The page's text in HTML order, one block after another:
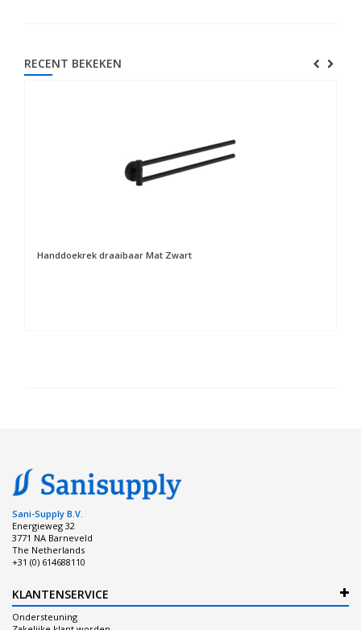
RECENT BEKEKEN
Handdoekrek draaibaar Mat Zwart
Sani-Supply B.V.
Energieweg 32
3771 NA Barneveld
The Netherlands
+31 (0) 614688110
KLANTENSERVICE
Ondersteuning